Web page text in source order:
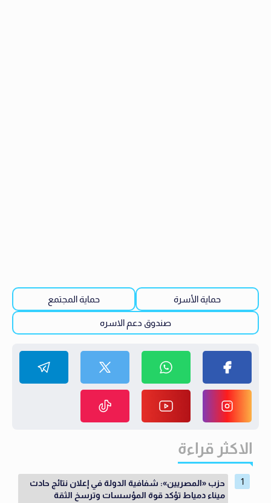
حماية الأسرة حماية المجتمع
صندوق دعم الاسره
الاكثر قراءة
حزب «المصريين»: شفافية الدولة في إعلان نتائج حادث
ميناء دمياط تؤكد قوة المؤسسات وترسخ الثقة